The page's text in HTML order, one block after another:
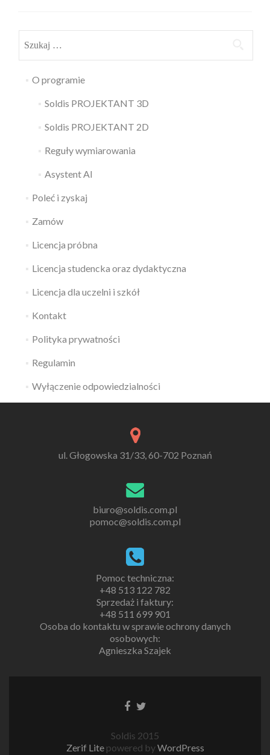
O programie
Soldis PROJEKTANT 3D
Soldis PROJEKTANT 2D
Reguły wymiarowania
Asystent AI
Poleć i zyskaj
Zamów
Licencja próbna
Licencja studencka oraz dydaktyczna
Licencja dla uczelni i szkół
Kontakt
Polityka prywatności
Regulamin
Wyłączenie odpowiedzialności
ul. Głogowska 31/33, 60-702 Poznań
biuro@soldis.com.pl
pomoc@soldis.com.pl
Pomoc techniczna:
+48 513 122 782
Sprzedaż i faktury:
+48 511 699 901
Osoba do kontaktu w sprawie ochrony danych
osobowych:
Agnieszka Szajek
Soldis 2015
Zerif Lite powered byWordPress